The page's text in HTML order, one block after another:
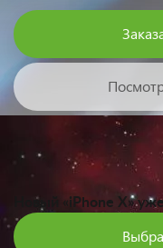
Новый «iPhone X»